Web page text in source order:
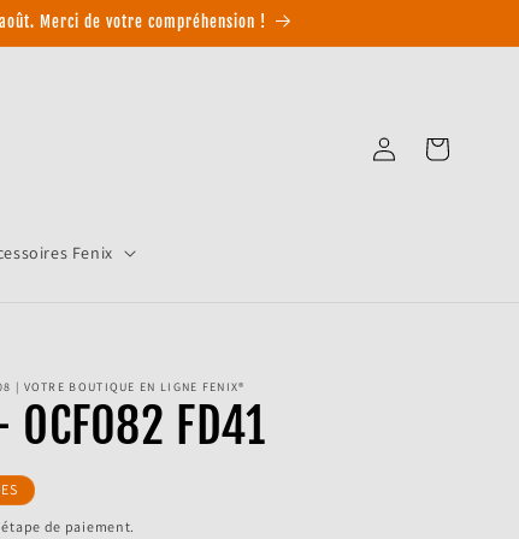
Merci de votre compréhension !
Fenix
Connexion Panier
| VOTRE BOUTIQUE EN LIGNE FENIX®
FD41
de paiement.